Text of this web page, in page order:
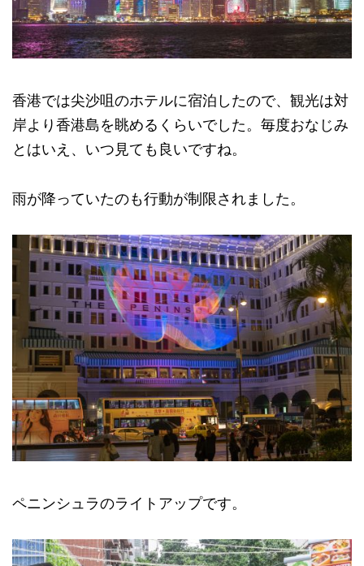
香港では尖沙咀のホテルに宿泊したので、観光は対
岸より香港島を眺めるくらいでした。毎度おなじみ
とはいえ、いつ見ても良いですね。
雨が降っていたのも行動が制限されました。
ペニンシュラのライトアップです。